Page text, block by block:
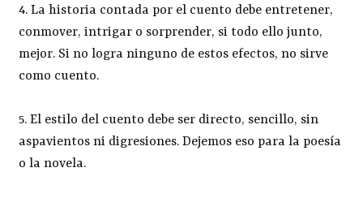
4. La historia contada por el cuento debe entretener,
conmover, intrigar o sorprender, si todo ello junto,
mejor. Si no logra ninguno de estos efectos, no sirve
como cuento.
5. El estilo del cuento debe ser directo, sencillo, sin
aspavientos ni digresiones. Dejemos eso para la poesía
o la novela.